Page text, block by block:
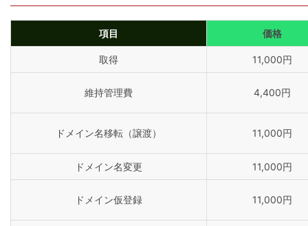
項目 価格
取得 11,000円
維持管理費 4,400円
ドメイン名移転（譲渡） 11,000円
ドメイン名変更 11,000円
ドメイン仮登録 11,000円